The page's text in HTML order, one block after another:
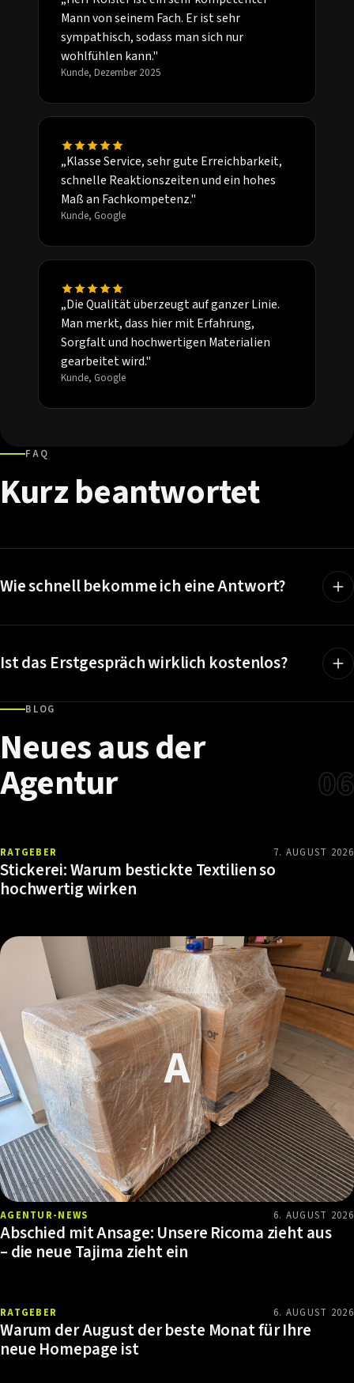
Mann von seinem Fach. Er ist sehr
sympathisch, sodass man sich nur
wohlfühlen kann."
Kunde, Dezember 2025
„Klasse Service, sehr gute Erreichbarkeit,
schnelle Reaktionszeiten und ein hohes
Maß an Fachkompetenz."
Kunde, Google
„Die Qualität überzeugt auf ganzer Linie.
Man merkt, dass hier mit Erfahrung,
Sorgfalt und hochwertigen Materialien
gearbeitet wird."
Kunde, Google
FAQ
Kurzbeantwortet
Wie schnell bekomme ich eine Antwort?
Ist das Erstgespräch wirklich kostenlos?
BLOG
Neuesausder
Agentur 06
RATGEBER 7. AUGUST 2026
Stickerei: Warum bestickte Textilien so
hochwertig wirken
AGENTUR-NEWS 6. AUGUST 2026
Abschied mit Ansage: Unsere Ricoma zieht aus
– die neue Tajima zieht ein
RATGEBER 6. AUGUST 2026
Warum der August der beste Monat für Ihre
neue Homepage ist